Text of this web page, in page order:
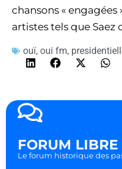
chansons « engagées
artistes tels que Saez
ouï, oui fm,
FORUM
Le forum historique des